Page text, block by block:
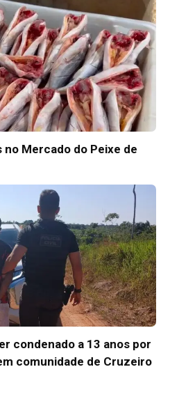
Mercado do Peixe de
condenado a 13 anos por
comunidade de Cruzeiro